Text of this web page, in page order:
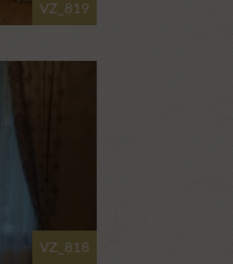
VZ_819
VZ_818